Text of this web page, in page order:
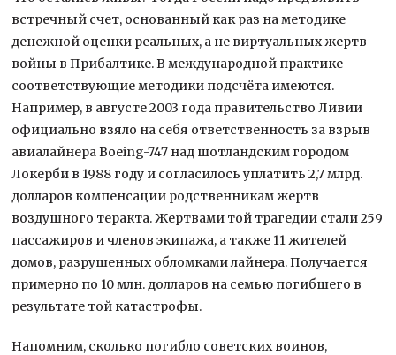
встречный счет, основанный как раз на методике
денежной оценки реальных, а не виртуальных жертв
войны в Прибалтике. В международной практике
соответствующие методики подсчёта имеются.
Например, в августе 2003 года правительство Ливии
официально взяло на себя ответственность за взрыв
авиалайнера Boeing-747 над шотландским городом
Локерби в 1988 году и согласилось уплатить 2,7 млрд.
долларов компенсации родственникам жертв
воздушного теракта. Жертвами той трагедии стали 259
пассажиров и членов экипажа, а также 11 жителей
домов, разрушенных обломками лайнера. Получается
примерно по 10 млн. долларов на семью погибшего в
результате той катастрофы.
Напомним, сколько погибло советских воинов,